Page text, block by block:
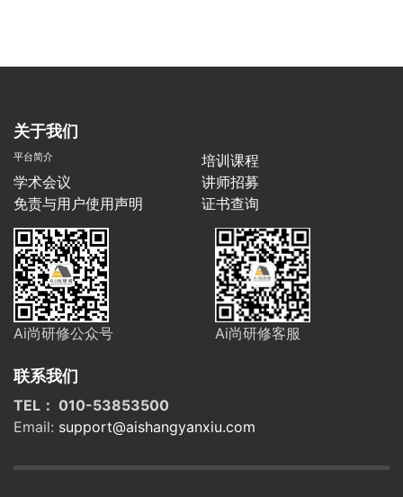
关于我们
平台简介
培训课程
学术会议
讲师招募
免责与用户使用声明
证书查询
Ai尚研修公众号 Ai尚研修客服
联系我们
TEL： 010-53853500
Email: support@aishangyanxiu.com